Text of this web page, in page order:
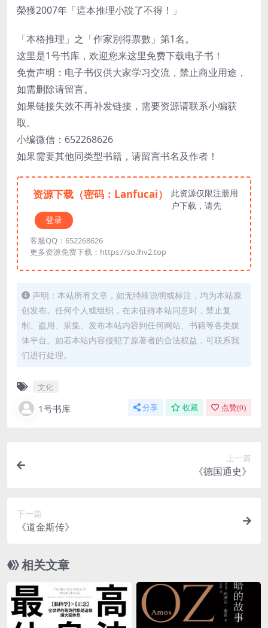
榮獲2007年「這本推理小說了不得！」
「本格推理」之「作家別得票數」第1名。
这里是1号书库，欢迎您来这里免费下载电子书！
免责声明：电子书仅供大家学习交流，禁止商业用途，
如需删除请留言。
如果链接失效不再补发链接，需要资源请联系小编获
取。
小编微信：652268626
如果需要其他同类型书籍，请留言书名及作者！
资源下载（密码：Lanfucai）
此资源仅限注册用
户下载，请先
登录
客服QQ：652268626
更多资源免费下载：https://so.lhv2.top
声明：本站所有文章，如无特殊说明或标注，均为本站原
创发布。任何个人或组织，在未征得本站同意时，禁止复
制、盗用、采集、发布本站内容到任何网站、书籍等各类媒
体平台。如若本站内容侵犯了原著者的合法权益，可联系我
们进行处理。
文化
1号书库 分享 收藏 点赞(0)
上一篇
《德国通史》
下一篇
《道金斯传》
相关文章